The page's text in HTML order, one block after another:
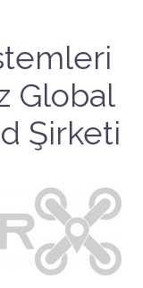
Global
Şirketi